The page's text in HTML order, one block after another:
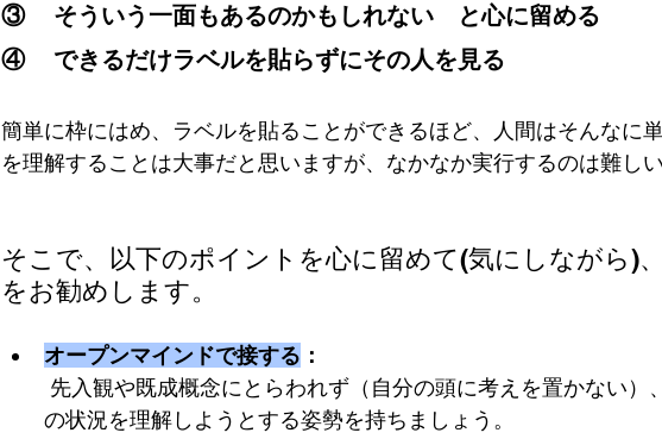
③    そういう一面もあるのかもしれない　と心に留める
④    できるだけラベルを貼らずにその人を見る
簡単に枠にはめ、ラベルを貼ることができるほど、人間はそんなに
を理解することは大事だと思いますが、なかなか実行するのは難し
そこで、以下のポイントを心に留めて(気にしながら)
をお勧めします。
オープンマインドで接する ：
の状況を理解しようとする姿勢を持ちましょう。